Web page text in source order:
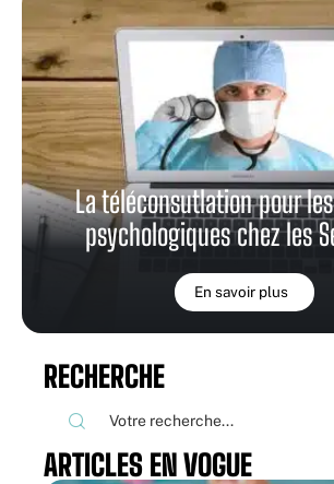
La téléconsutlation pour
psychologiques chez les
En savoir plus
RECHERCHE
ARTICLES EN VOGUE